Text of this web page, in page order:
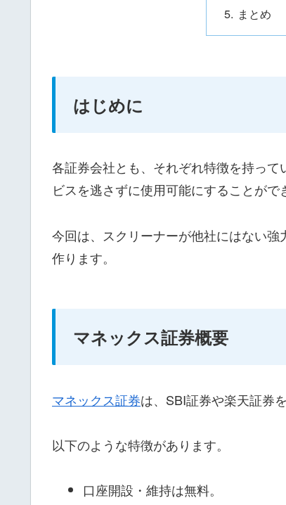
まとめ
はじめに
各証券会社とも、それぞれ特徴を持っ
ビスを逃さずに使用可能にすることがで
今回は、スクリーナーが他社にはない
作ります。
マネックス証券概要
マネックス証券は、SBI証券や楽天証券
以下のような特徴があります。
口座開設・維持は無料。